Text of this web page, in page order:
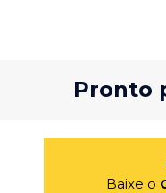
Pronto
Baixe o